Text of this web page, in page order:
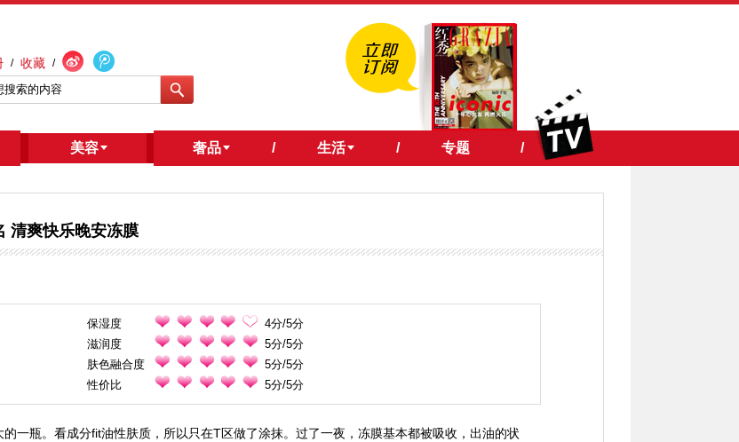
/ 收藏 /
美容 奢品 / 生活 / 专题 /
清爽快乐晚安冻膜
保湿度
4分/5分
滋润度
5分/5分
肤色融合度
5分/5分
性价比
5分/5分
一瓶。看成分fit油性肤质，所以只在T区做了涂抹。过了一夜，冻膜基本都被吸收，出油的状